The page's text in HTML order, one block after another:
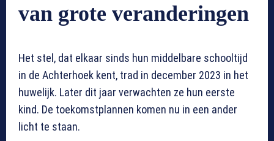
van grote veranderingen
Het stel, dat elkaar sinds hun middelbare schooltijd
in de Achterhoek kent, trad in december 2023 in het
huwelijk. Later dit jaar verwachten ze hun eerste
kind. De toekomstplannen komen nu in een ander
licht te staan.